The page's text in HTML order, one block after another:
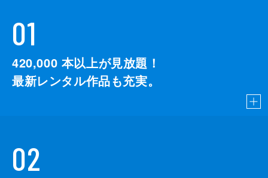
01
420,000 本以上が見放題！
最新レンタル作品も充実。
02